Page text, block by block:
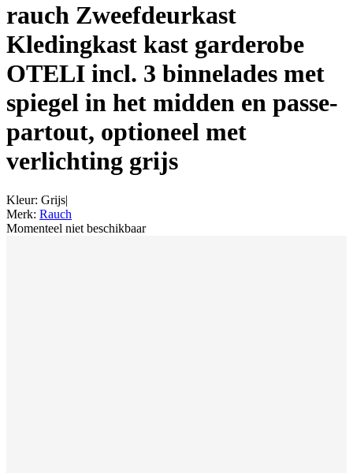
rauch Zweefdeurkast
Kledingkast kast garderobe
OTELI incl. 3 binnelades met
spiegel in het midden en passe-
partout, optioneel met
verlichting grijs
Kleur: Grijs|
Merk: Rauch
Momenteel niet beschikbaar